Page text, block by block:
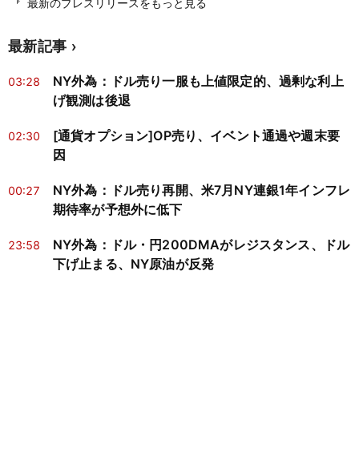
最新のプレスリリースをもっと見る
最新記事
03:28
NY外為：ドル売り一服も上値限定的、過剰な利上
げ観測は後退
02:30
[通貨オプション]OP売り、イベント通過や週末要
因
00:27
NY外為：ドル売り再開、米7月NY連銀1年インフレ
期待率が予想外に低下
23:58
NY外為：ドル・円200DMAがレジスタンス、ドル
下げ止まる、NY原油が反発